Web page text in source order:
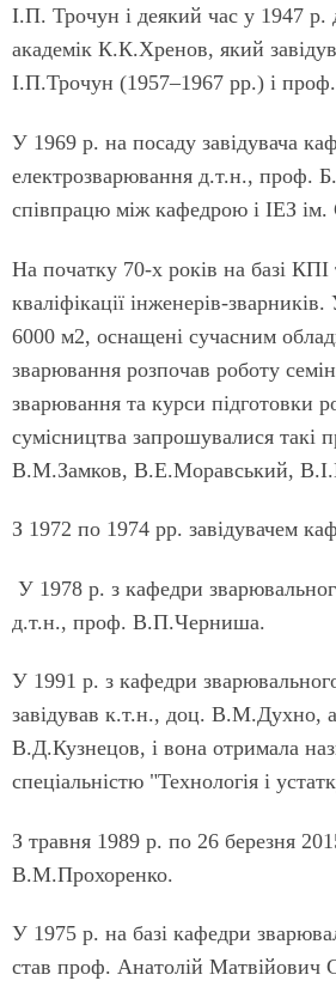
І.П. Трочун і деякий час у 1947
академік К.К.Хренов, який
І.П.Трочун (1957–1967 рр.) і
У 1969 р. на посаду завідувача
електрозварювання д.т.н., проф.
співпрацю між кафедрою і ІЕЗ
На початку 70-х років на базі
кваліфікації інженерів-
6000 м2, оснащені сучасним
зварювання розпочав роботу
зварювання та курси підготовки
сумісництва запрошувалися такі
В.М.Замков, В.Е.Моравський,
З 1972 по 1974 рр. завідувачем
У 1978 р. з кафедри
д.т.н., проф. В.П.Черниша.
У 1991 р. з кафедри
завідував к.т.н., доц.
В.Д.Кузнецов, і вона отримала
спеціальністю "Технологія і
З травня 1989 р. по 26 березня
В.М.Прохоренко.
У 1975 р. на базі кафедри
став проф. Анатолій